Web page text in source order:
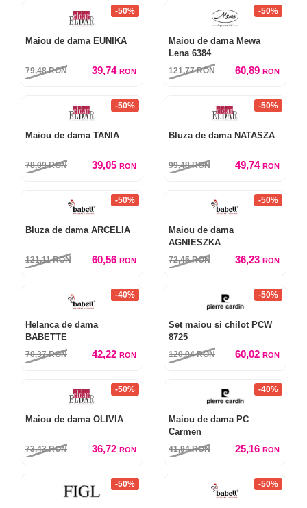
-50%
Maiou de dama EUNIKA
79,48RON 39,74 RON
-50%
Maiou de dama Mewa
Lena 6384
121,77RON 60,89 RON
-50%
Maiou de dama TANIA
78,09RON 39,05 RON
-50%
Bluza de dama NATASZA
99,48RON 49,74 RON
-50%
Bluza de dama ARCELIA
121,11RON 60,56 RON
-50%
Maiou de dama
AGNIESZKA
72,45RON 36,23 RON
-40%
Helanca de dama
BABETTE
70,37RON 42,22 RON
-50%
Set maiou si chilot PCW
8725
120,04RON 60,02 RON
-50%
Maiou de dama OLIVIA
73,43RON 36,72 RON
-40%
Maiou de dama PC
Carmen
41,94RON 25,16 RON
-50% -50%